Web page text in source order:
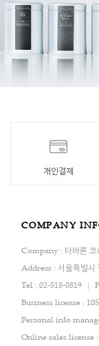
개인결제
COMPANY
Company : 타바론 코
Address : 서울특별시
Tel : 02-518-0819
Business license :
Personal info
Online sales license :